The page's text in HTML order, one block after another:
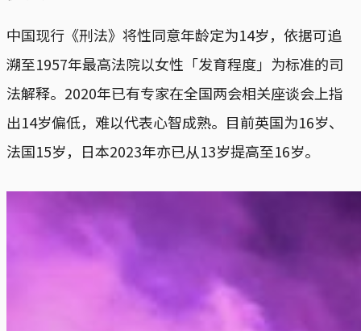
中国现行《刑法》将性同意年龄定为14岁，依据可追
溯至1957年最高法院以女性「发育程度」为标准的司
法解释。2020年已有专家在全国两会相关座谈会上指
出14岁偏低，难以代表心智成熟。目前英国为16岁、
法国15岁，日本2023年亦已从13岁提高至16岁。